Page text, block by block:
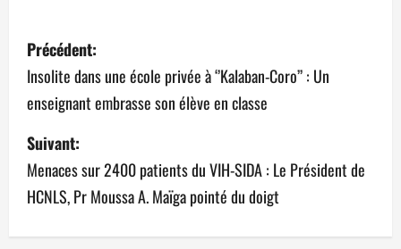
N
a
v
i
g
a
Précédent:
Insolite dans une école privée à ‘’Kalaban-Coro’’ : Un
enseignant embrasse son élève en classe
Suivant:
Menaces sur 2400 patients du VIH-SIDA : Le Président de
HCNLS, Pr Moussa A. Maïga pointé du doigt